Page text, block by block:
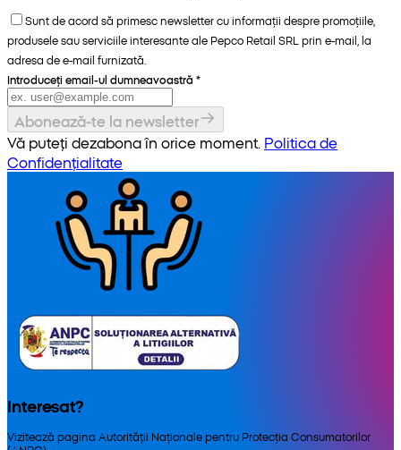
Sunt de acord să primesc newsletter cu informații despre promoțiile,
produsele sau serviciile interesante ale Pepco Retail SRL prin e-mail, la
adresa de e-mail furnizată.
Introduceți email-ul dumneavoastră *
Abonează-te la newsletter
Vă puteți dezabona în orice moment. Politica de
Confidențialitate
Interesat?
Vizitează pagina Autorității Naționale pentru Protecția Consumatorilor